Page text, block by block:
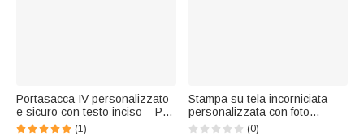
Portasacca IV personalizzato
e sicuro con testo inciso – Per
la preparazione alle
(1)
Stampa su tela incorniciata
personalizzata con foto
multicolore e nome -
(0)